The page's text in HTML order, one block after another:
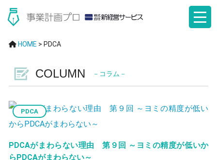
HOME > PDCA
COLUMN －コラム－
PDCA
PDCAがまわらない理由 第９回 ～ヨミの精度が低いか
らPDCAがまわらない～